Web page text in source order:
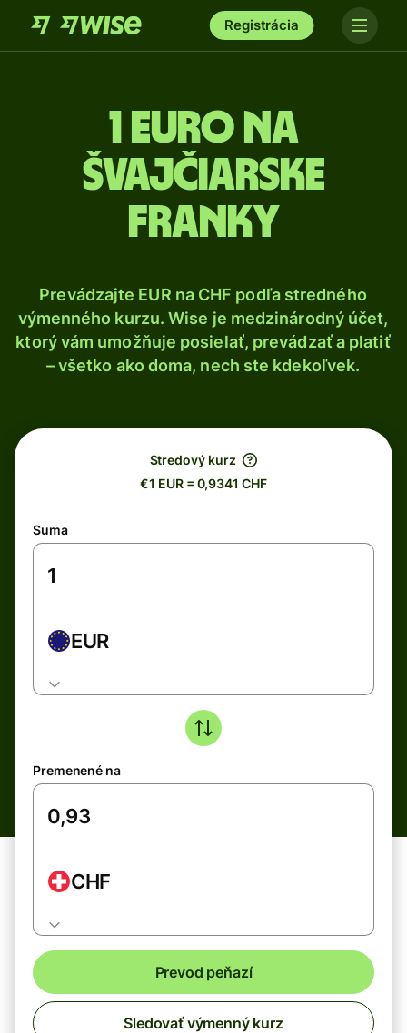
Registrácia
1 Euro na
švajčiarske
franky
Prevádzajte EUR na CHF podľa stredného
výmenného kurzu. Wise je medzinárodný účet,
ktorý vám umožňuje posielať, prevádzať a platiť
– všetko ako doma, nech ste kdekoľvek.
Stredový kurz
€1 EUR = 0,9341 CHF
Suma
EUR
Premenené na
CHF
Prevod peňazí
Sledovať výmenný kurz